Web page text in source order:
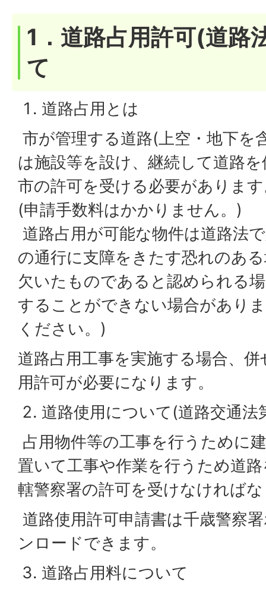
1．道路占用許可(道路
て
道路占用とは
市が管理する道路(上空・地下を
は施設等を設け、継続して道路
市の許可を受ける必要がありま
(申請手数料はかかりません。)
道路占用が可能な物件は道路法
の通行に支障をきたす恐れのあ
欠いたものであると認められる
することができない場合があり
ください。)
道路占用工事を実施する場合、
用許可が必要になります。
道路使用について(道路交通法
占用物件等の工事を行うために
置いて工事や作業を行うため道
轄警察署の許可を受けなければ
道路使用許可申請書は千歳警察
ンロードできます。
道路占用料について